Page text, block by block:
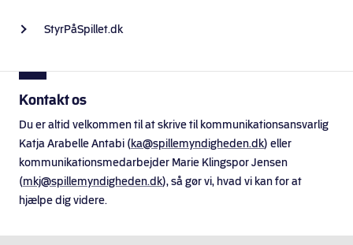
StyrPåSpillet.dk
Kontakt os
Du er altid velkommen til at skrive til kommunikationsansvarlig
Katja Arabelle Antabi (ka@spillemyndigheden.dk) eller
kommunikationsmedarbejder Marie Klingspor Jensen
(mkj@spillemyndigheden.dk), så gør vi, hvad vi kan for at
hjælpe dig videre.